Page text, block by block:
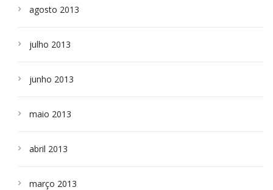
agosto 2013
julho 2013
junho 2013
maio 2013
abril 2013
março 2013